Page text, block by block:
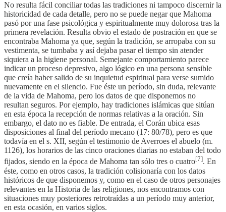
No resulta fácil conciliar todas las tradiciones ni tampoco discernir la
historicidad de cada detalle, pero no se puede negar que Mahoma
pasó por una fase psicológica y espiritualmente muy dolorosa tras la
primera revelación. Resulta obvio el estado de postración en que se
encontraba Mahoma ya que, según la tradición, se arropaba con su
vestimenta, se tumbaba y así dejaba pasar el tiempo sin atender
siquiera a la higiene personal. Semejante comportamiento parece
indicar un proceso depresivo, algo lógico en una persona sensible
que creía haber salido de su inquietud espiritual para verse sumido
nuevamente en el silencio. Fue éste un período, sin duda, relevante
de la vida de Mahoma, pero los datos de que disponemos no
resultan seguros. Por ejemplo, hay tradiciones islámicas que sitúan
en esta época la recepción de normas relativas a la oración. Sin
embargo, el dato no es fiable. De entrada, el Corán ubica esas
disposiciones al final del período mecano (17: 80/78), pero es que
todavía en el s. XII, según el testimonio de Averroes el abuelo (m.
1126), los horarios de las cinco oraciones diarias no estaban del todo
fijados, siendo en la época de Mahoma tan sólo tres o cuatro[7]. En
éste, como en otros casos, la tradición colisionaría con los datos
históricos de que disponemos y, como en el caso de otros personajes
relevantes en la Historia de las religiones, nos encontramos con
situaciones muy posteriores retrotraídas a un período muy anterior,
en esta ocasión, en varios siglos.